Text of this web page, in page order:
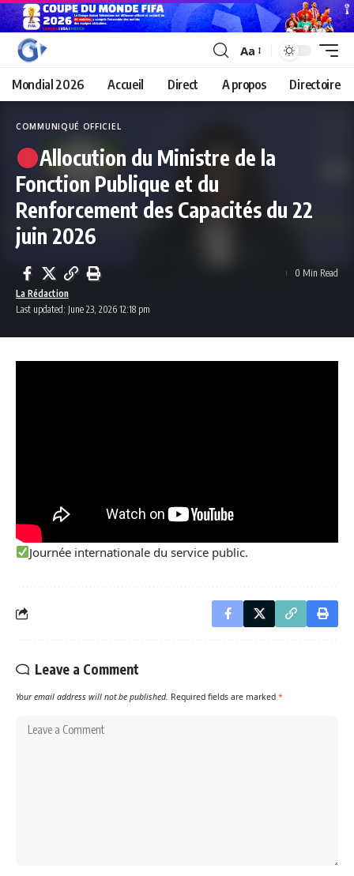
Aa
Mondial 2026 Accueil Direct A propos Directoire
COMMUNIQUÉ OFFICIEL
Allocution du Ministre de la
Fonction Publique et du
Renforcement des Capacités du 22
juin 2026
Last updated: June 23, 2026 12:18 pm
La Rédaction
0 Min Read
Journée internationale du service public.
Leave a Comment
Your email address will not be published. Required fields are marked *